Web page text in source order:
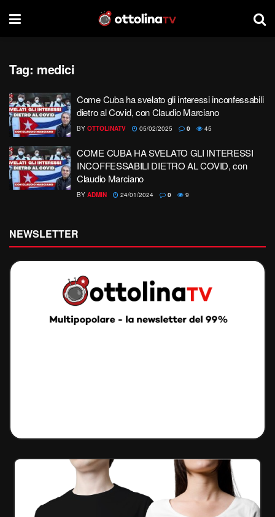
Tag: medici
Come Cuba ha svelato gli interessi inconfessabili
dietro al Covid, con Claudio Marciano
BY OTTOLINATV 05/02/2025 0 45
COME CUBA HA SVELATO GLI INTERESSI
INCOFFESSABILI DIETRO AL COVID, con
Claudio Marciano
BY ADMIN 24/01/2024 0 9
NEWSLETTER